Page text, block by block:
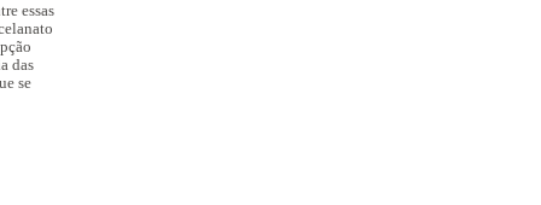
essas
das
se